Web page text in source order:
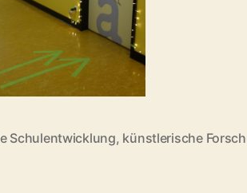
Schulentwicklung, künstlerische